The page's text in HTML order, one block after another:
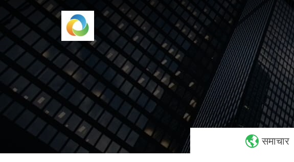
समाचार